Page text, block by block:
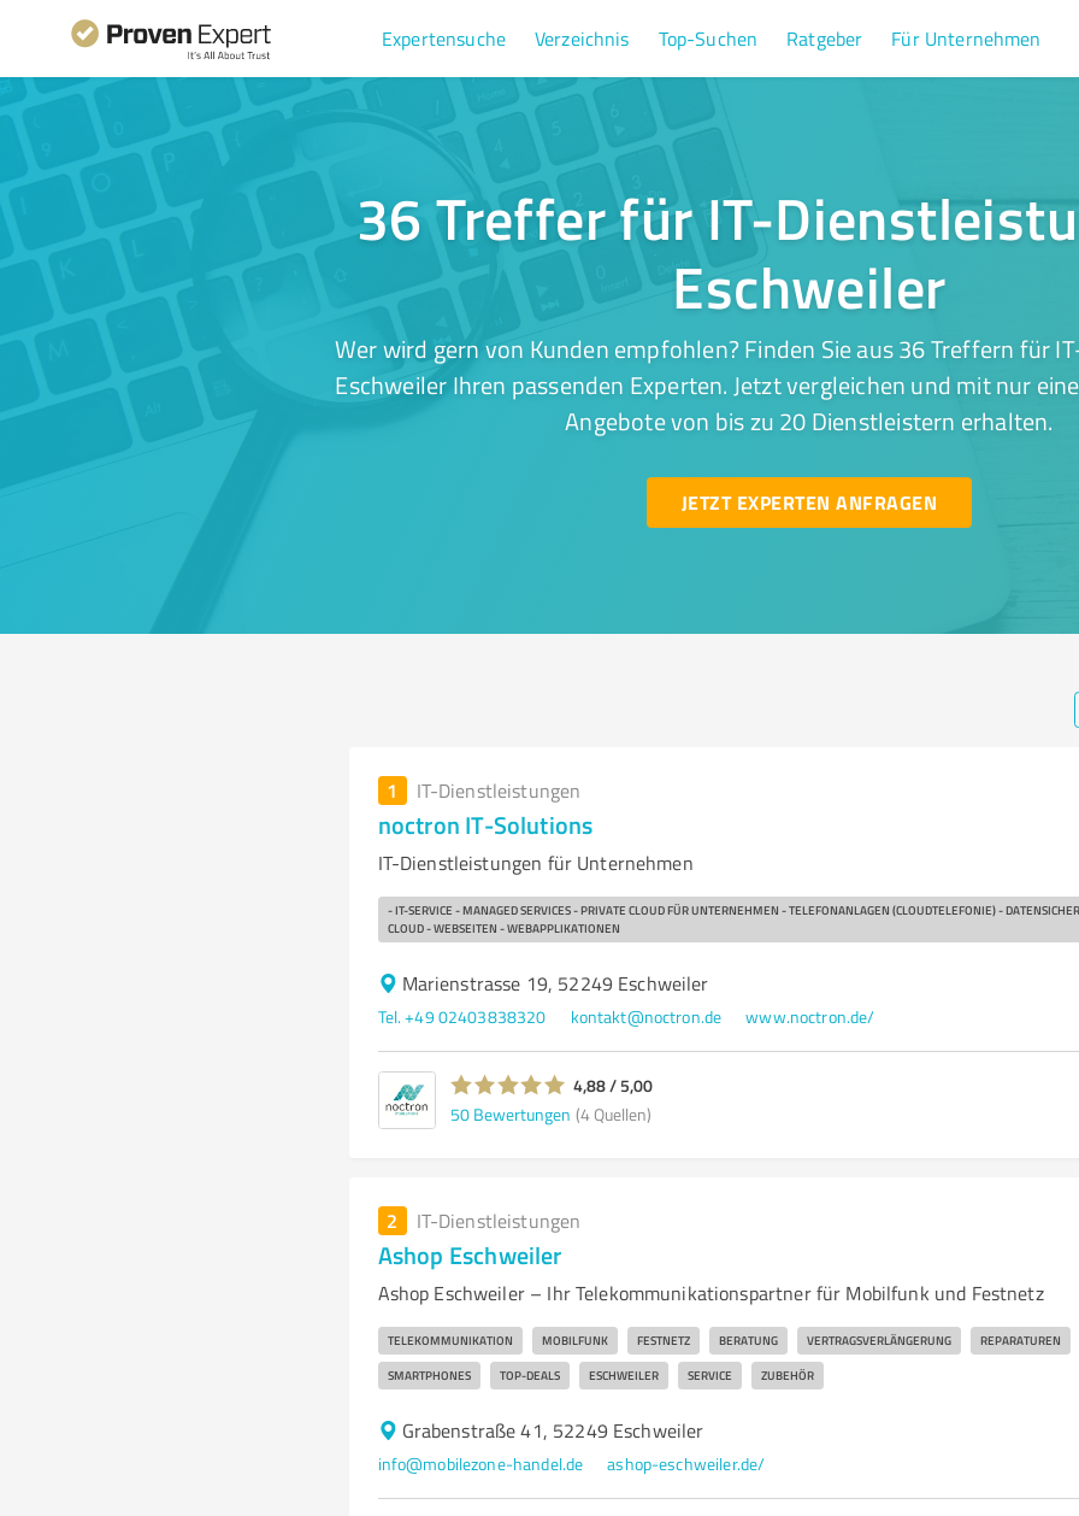
Expertensuche Verzeichnis Top-Suchen Ratgeber Für Unternehmen
36 Treffer für IT-
Eschweiler
Wer wird gern von Kunden empfohlen? Finden Sie aus 36 Treffern für
Eschweiler Ihren passenden Experten. Jetzt vergleichen und mit nur
Angebote von bis zu 20 Dienstleistern erhalten.
JETZT EXPERTEN ANFRAGEN
1 IT-Dienstleistungen
noctron IT-Solutions
IT-Dienstleistungen für Unternehmen
- IT-SERVICE - MANAGED SERVICES - PRIVATE CLOUD FÜR UNTERNEHMEN - TELEFONANLAGEN (CLOUDTELEFONIE) -
CLOUD - WEBSEITEN - WEBAPPLIKATIONEN
Marienstrasse 19, 52249 Eschweiler
Tel. +49 02403838320 kontakt@noctron.de www.noctron.de/
4,88 / 5,00
50 Bewertungen (4 Quellen)
2 IT-Dienstleistungen
Ashop Eschweiler
Ashop Eschweiler – Ihr Telekommunikationspartner für Mobilfunk und Festnetz
TELEKOMMUNIKATION MOBILFUNK FESTNETZ BERATUNG VERTRAGSVERLÄNGERUNG REPARATUREN
SMARTPHONES TOP-DEALS ESCHWEILER SERVICE ZUBEHÖR
Grabenstraße 41, 52249 Eschweiler
info@mobilezone-handel.de ashop-eschweiler.de/